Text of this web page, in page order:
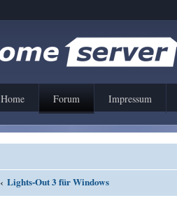
Home Forum Impressum
Lights-Out 3 für Windows